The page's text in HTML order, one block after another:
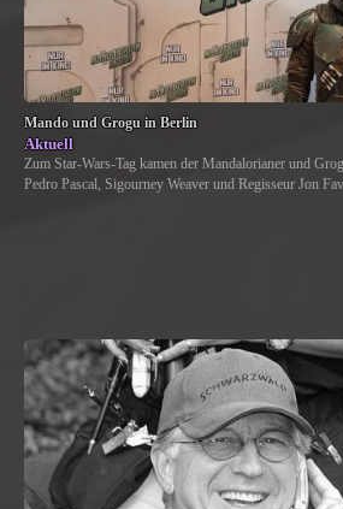
Mando und Grogu in Berlin
Aktuell
Zum Star-Wars-Tag kamen der Mandalorianer und
Pedro Pascal, Sigourney Weaver und Regisseur Jon